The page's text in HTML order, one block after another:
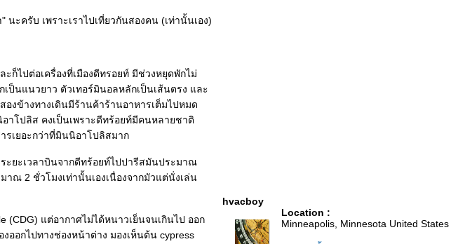
ะครับ เพราะเราไปเที่ยวกันสองคน (เท่านั้นเอง)
ก็ไปต่อเครื่องที่เมืองดีทรอยท์ มีช่วงหยุดพักไม่
ป็นแนวยาว ตัวเทอร์มินอลหลักเป็นเส้นตรง และ
งข้างทางเดินมีร้านค้าร้านอาหารเต็มไปหมด
าโปลิส คงเป็นเพราะดีทร้อยท์มีคนหลายชาติ
เยอะกว่าที่มินนิอาโปลิสมาก
ะยะเวลาบินจากดีทร้อยท์ไปปารีสมันประมาณ
ณ 2 ชั่วโมงเท่านั้นเองเนื่องจากมัวแต่นั่งเล่น
(CDG) แต่อากาศไม่ได้หนาวเย็นจนเกินไป ออก
ออกไปทางช่องหน้าต่าง มองเห็นต้น cypress
hvacboy
Location :
Minneapolis, Minnesota United States